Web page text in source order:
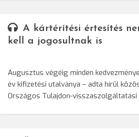
A kártérítési értesítés
kell a jogosultnak is
Augusztus végéig minden
év kifizetési utalványa – adta hírül
Országos Tulajdon-